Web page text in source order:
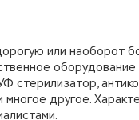
или наоборот
стерилизатор,
другое.